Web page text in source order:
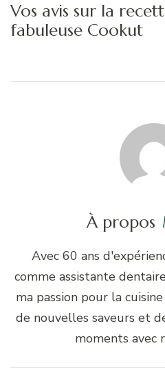
Vos avis sur la
fabuleuse Cookut
À propos
Avec 60 ans
comme assistante
ma passion pour la
de nouvelles saveurs et
moments avec